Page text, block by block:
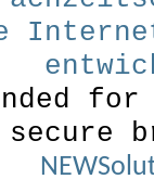
for
secure